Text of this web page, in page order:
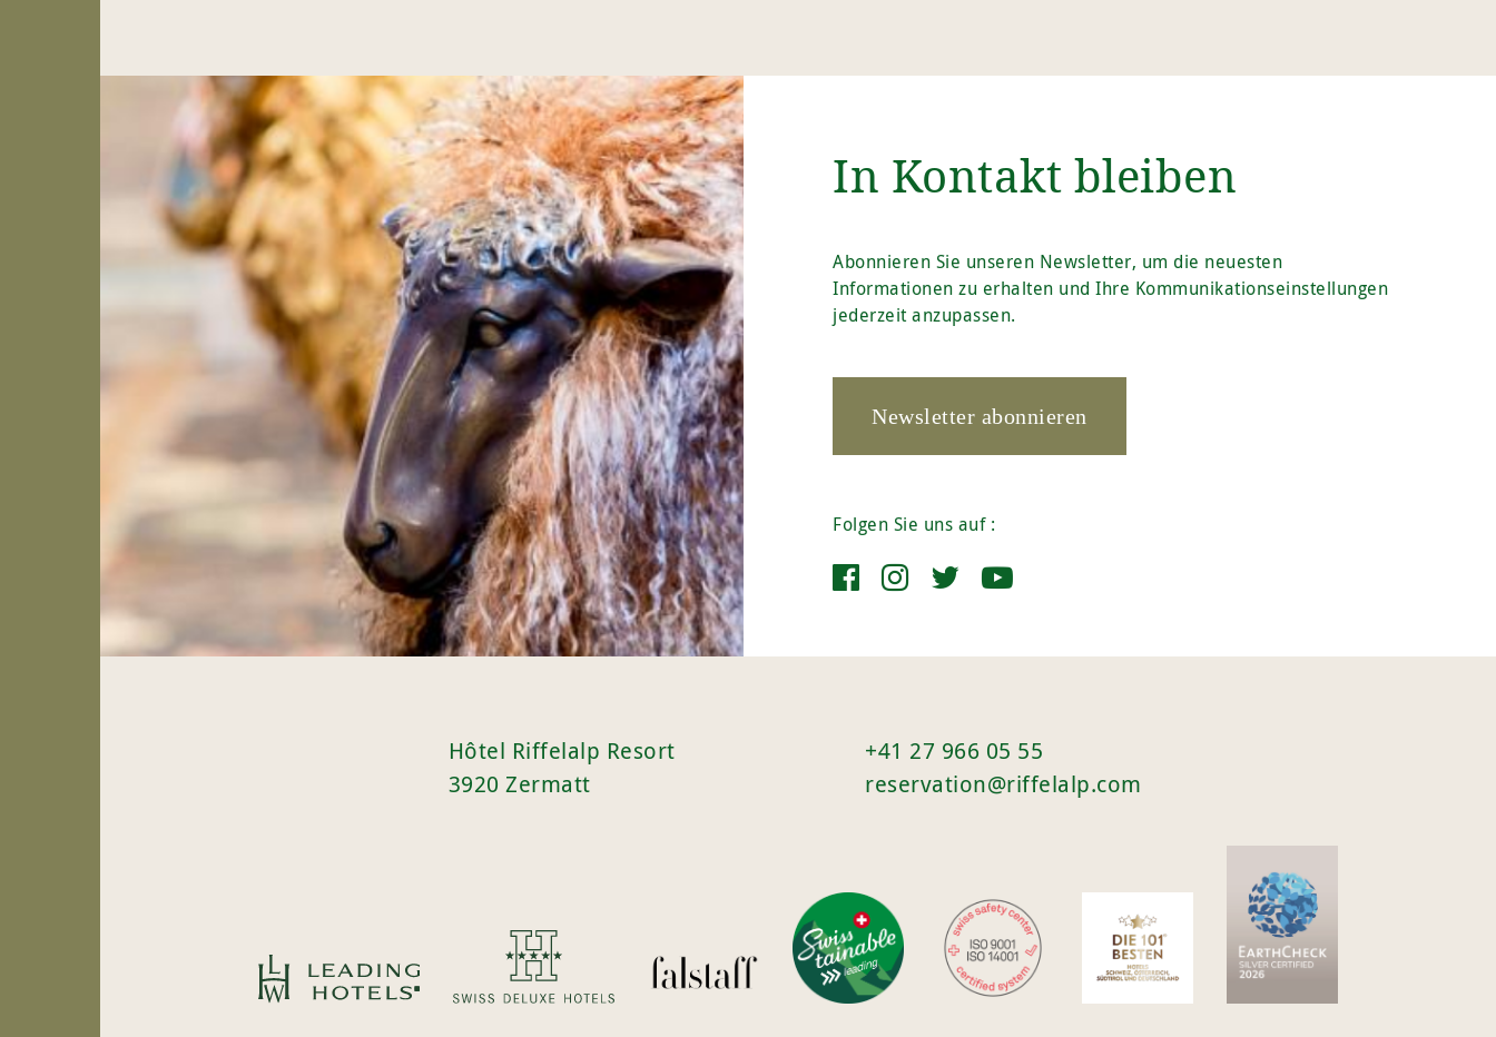
In Kontakt bleiben
Abonnieren Sie unseren Newsletter, um die neuesten
Informationen zu erhalten und Ihre Kommunikationseinstellungen
jederzeit anzupassen.
Newsletter abonnieren
Folgen Sie uns auf :
Hôtel Riffelalp Resort
3920 Zermatt
+41 27 966 05 55
reservation@riffelalp.com